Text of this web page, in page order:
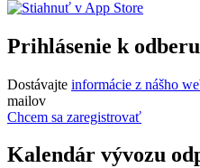
Prihlásenie k
Dostávajte informácie z nášho
mailov
Chcem sa zaregistrovať
Kalendár vývozu